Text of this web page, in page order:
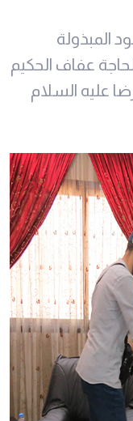
للجهود المبذولة
عفاف الحكيم
عليه السلام